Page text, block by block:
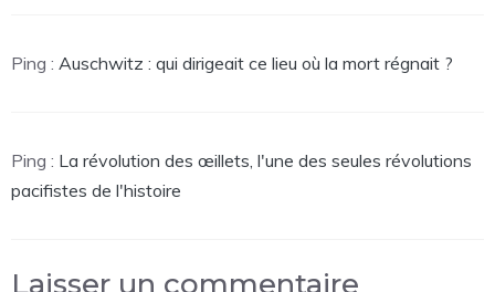
Ping : Auschwitz : qui dirigeait ce lieu où la mort régnait ?
Ping : La révolution des œillets, l'une des seules révolutions
pacifistes de l'histoire
Laisser un commentaire